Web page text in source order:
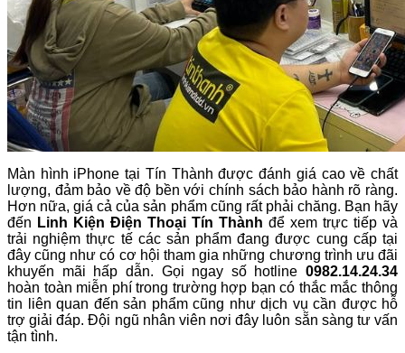
Màn hình iPhone tại Tín Thành được đánh giá cao về chất
lượng, đảm bảo về độ bền với chính sách bảo hành rõ ràng.
Hơn nữa, giá cả của sản phẩm cũng rất phải chăng. Bạn hãy
đến Linh Kiện Điện Thoại Tín Thành để xem trực tiếp và
trải nghiệm thực tế các sản phẩm đang được cung cấp tại
đây cũng như có cơ hội tham gia những chương trình ưu đãi
khuyến mãi hấp dẫn. Gọi ngay số hotline 0982.14.24.34
hoàn toàn miễn phí trong trường hợp bạn có thắc mắc thông
tin liên quan đến sản phẩm cũng như dịch vụ cần được hỗ
trợ giải đáp. Đội ngũ nhân viên nơi đây luôn sẵn sàng tư vấn
tận tình.